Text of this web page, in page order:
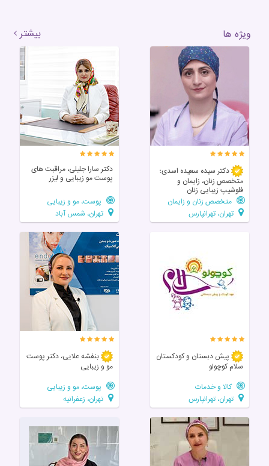
ویژه ها بیشتر
دکتر سیده سعیده اسدی؛
متخصص زنان، زایمان و
فلوشیپ زیبایی زنان
متخصص زنان و زایمان
تهران، تهرانپارس
دکتر سارا جلیلی، مراقبت های
پوست مو زیبایی و لیزر
پوست، مو و زیبایی
تهران، شمس آباد
پیش دبستان و کودکستان
سلام کوچولو
کالا و خدمات
تهران، تهرانپارس
بنفشه علایی، دکتر پوست
مو و زیبایی
پوست، مو و زیبایی
تهران، زعفرانیه